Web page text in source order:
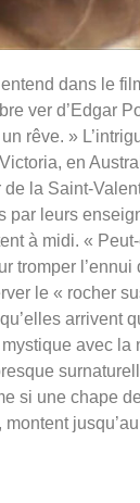
dans le
ver d’Edgar
rêve. »
en
la Saint-
par leurs
à midi. «
tromper
le « rocher
arrivent
avec
si une chape
montent